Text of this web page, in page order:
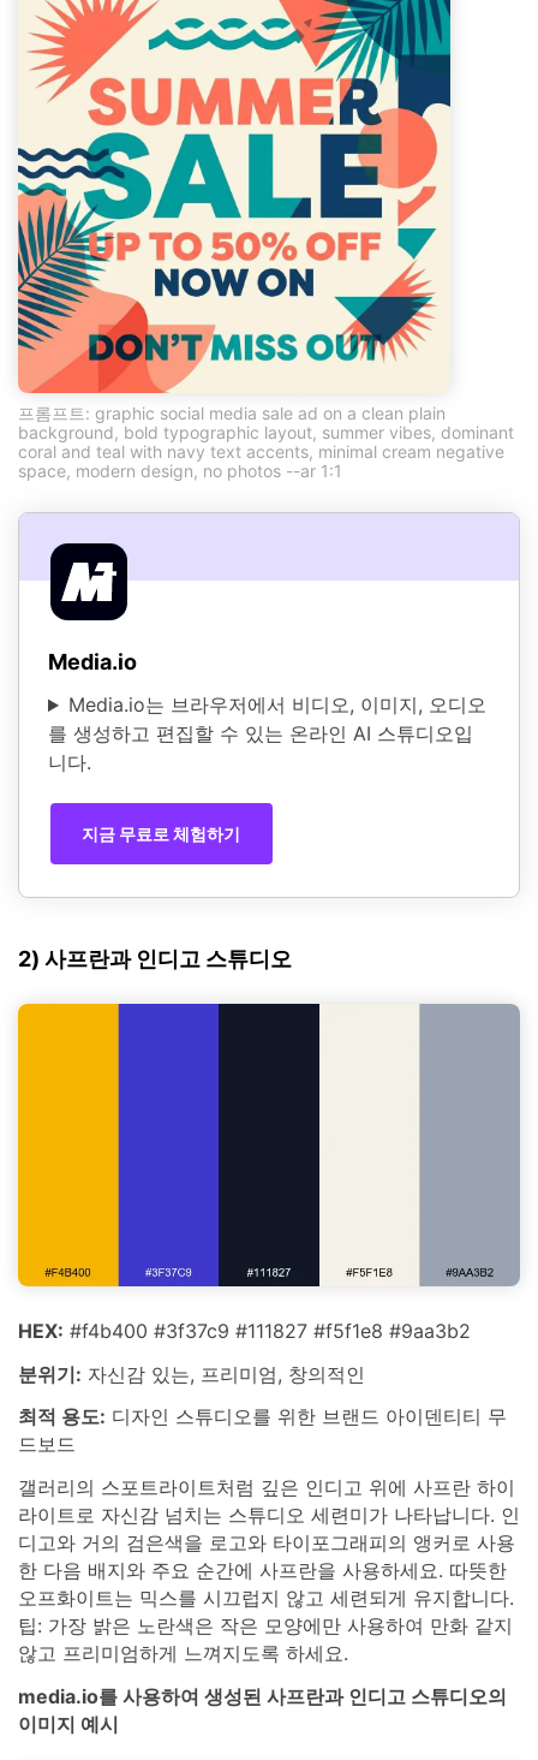
프롬프트: graphic social media sale ad on a clean plain
background, bold typographic layout, summer vibes, dominant
coral and teal with navy text accents, minimal cream negative
space, modern design, no photos --ar 1:1
Media.io
Media.io는 브라우저에서 비디오, 이미지, 오디오
를 생성하고 편집할 수 있는 온라인 AI 스튜디오입
니다.
지금 무료로 체험하기
2) 사프란과 인디고 스튜디오
HEX: #f4b400 #3f37c9 #111827 #f5f1e8 #9aa3b2
분위기: 자신감 있는, 프리미엄, 창의적인
최적 용도: 디자인 스튜디오를 위한 브랜드 아이덴티티 무
드보드
갤러리의 스포트라이트처럼 깊은 인디고 위에 사프란 하이
라이트로 자신감 넘치는 스튜디오 세련미가 나타납니다. 인
디고와 거의 검은색을 로고와 타이포그래피의 앵커로 사용
한 다음 배지와 주요 순간에 사프란을 사용하세요. 따뜻한
오프화이트는 믹스를 시끄럽지 않고 세련되게 유지합니다.
팁: 가장 밝은 노란색은 작은 모양에만 사용하여 만화 같지
않고 프리미엄하게 느껴지도록 하세요.
media.io를 사용하여 생성된 사프란과 인디고 스튜디오의
이미지 예시